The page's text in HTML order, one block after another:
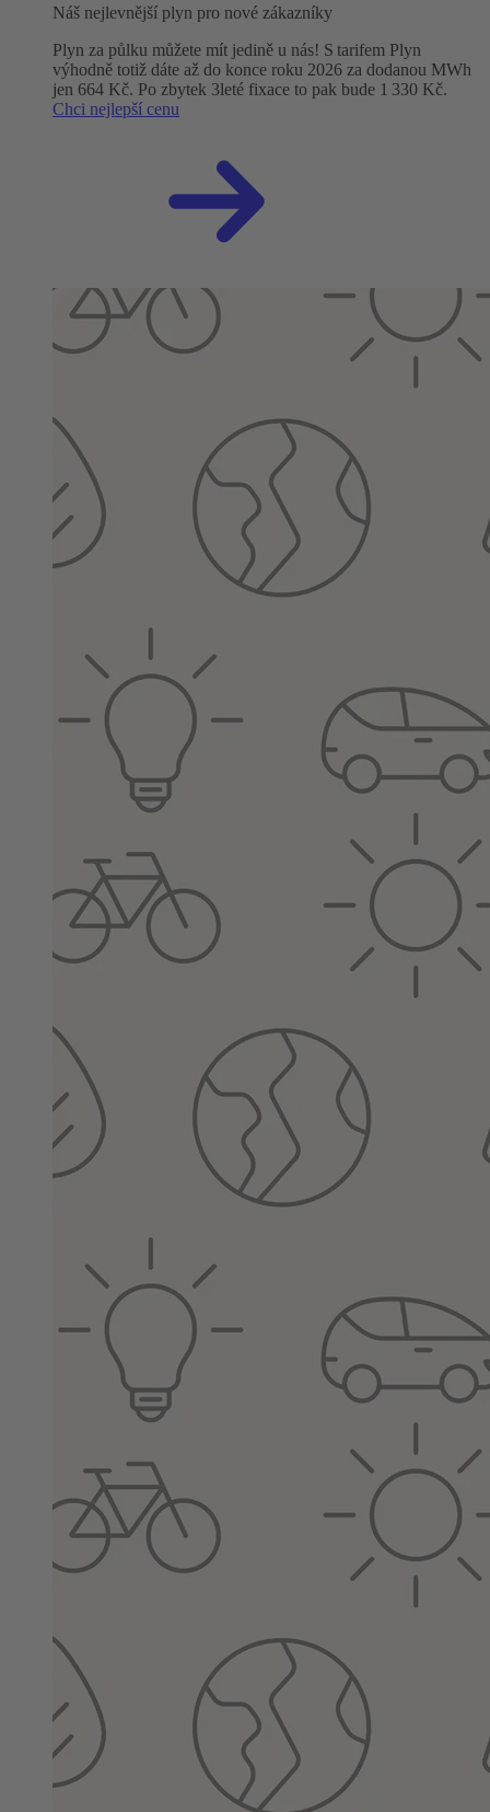
Náš nejlevnější plyn pro nové zákazníky
Plyn za půlku můžete mít jedině u nás! S tarifem Plyn
výhodně totiž dáte až do konce roku 2026 za dodanou MWh
jen 664 Kč. Po zbytek 3leté fixace to pak bude 1 330 Kč.
Chci nejlepší cenu